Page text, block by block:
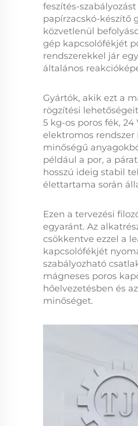
feszítés-
papírzacskó-készítő
közvetlenül
gép kapcsolófékjét
rendszerekkel jár
általános
Gyártók, akik ezt a
rögzítési
5 kg-os poros fék, 24
elektromos
minőségű
például a por, a
hosszú ideig stabil
élettartama során
Ezen a tervezési
egyaránt. Az
csökkentve ezzel a
kapcsolófékjét
szabályozható
mágneses poros
hőelvezetésben és
minőséget.